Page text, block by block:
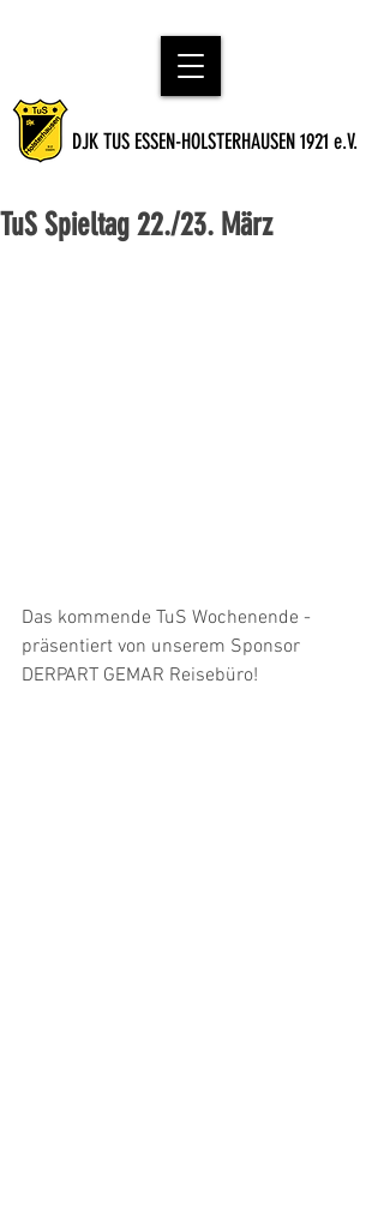
DJK TUS ESSEN-HOLSTERHAUSEN 1921 e.V.
TuS Spieltag 22./23. März
Das kommende TuS Wochenende -
präsentiert von unserem Sponsor
DERPART GEMAR Reisebüro!